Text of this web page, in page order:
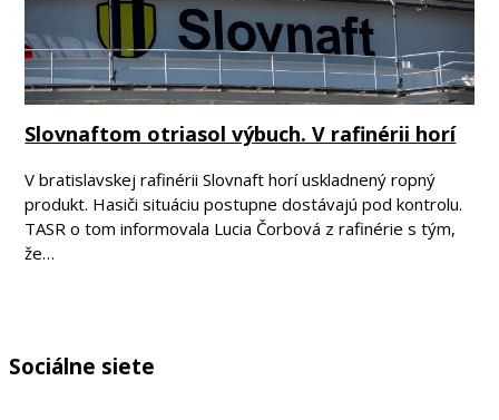
Slovnaftom otriasol výbuch. V rafinérii horí
V bratislavskej rafinérii Slovnaft horí uskladnený ropný
produkt. Hasiči situáciu postupne dostávajú pod kontrolu.
TASR o tom informovala Lucia Čorbová z rafinérie s tým,
že…
Sociálne siete